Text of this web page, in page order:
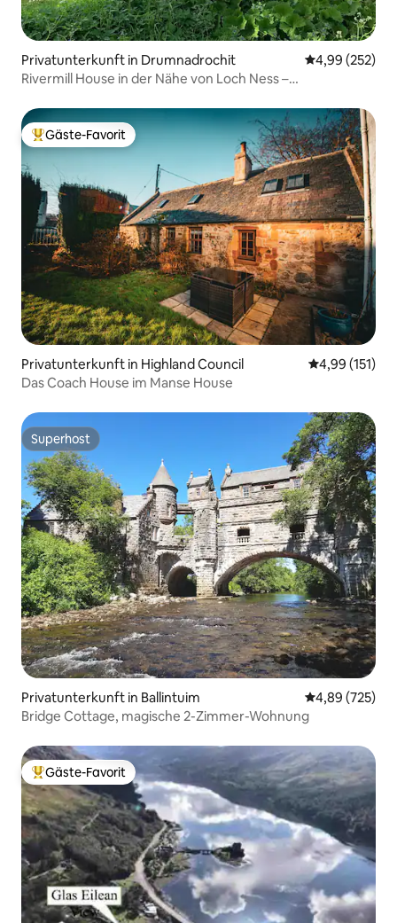
Privatunterkunft in Drumnadrochit
4,99 (252)
Rivermill House in der Nähe von Loch Ness –
Beliebter Gäste-Favorit.
Gäste-Favorit
Privatunterkunft in Highland Council
4,99 (151)
Das Coach House im Manse House
Superhost
Superhost
Privatunterkunft in Ballintuim
4,89 (725)
Bridge Cottage, magische 2-Zimmer-Wohnung
Beliebter Gäste-Favorit.
Gäste-Favorit